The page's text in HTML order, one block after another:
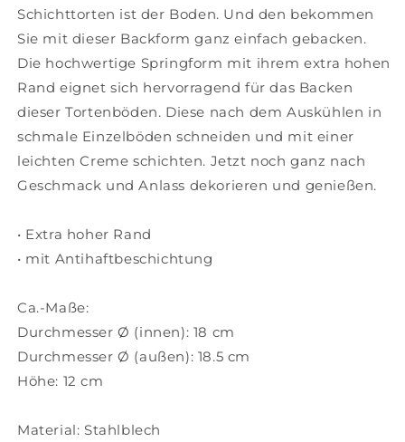
18.5
cm,
2579
18.5
cm,
2579
Schichttorten ist der Boden. Und den bekommen
Sie mit dieser Backform ganz einfach gebacken.
Die hochwertige Springform mit ihrem extra hohen
Rand eignet sich hervorragend für das Backen
dieser Tortenböden. Diese nach dem Auskühlen in
schmale Einzelböden schneiden und mit einer
leichten Creme schichten. Jetzt noch ganz nach
Geschmack und Anlass dekorieren und genießen.
• Extra hoher Rand
• mit Antihaftbeschichtung
Ca.-Maße:
Durchmesser Ø (innen): 18 cm
Durchmesser Ø (außen): 18.5 cm
Höhe: 12 cm
Material: Stahlblech